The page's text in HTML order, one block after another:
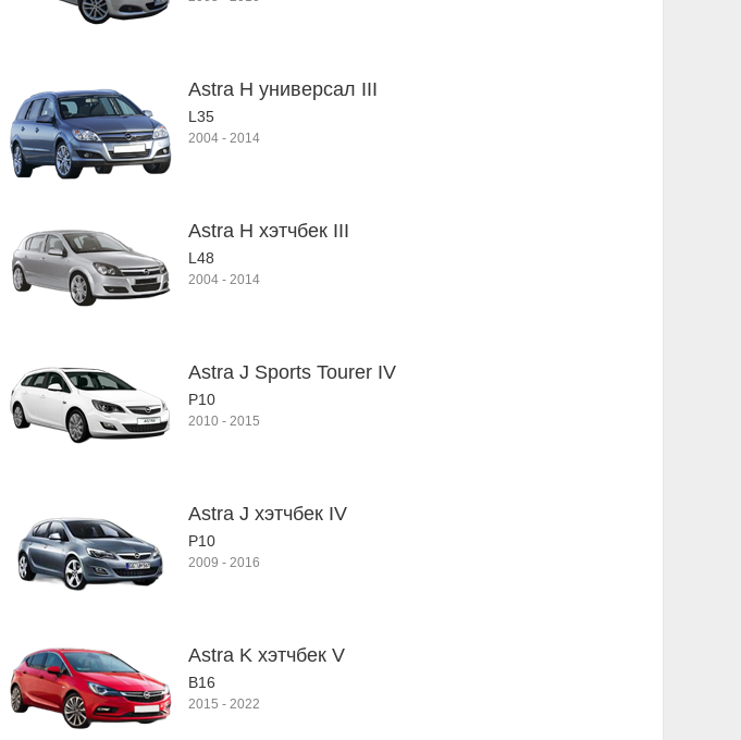
Astra H универсал III
L35
2004- 2014
Astra H хэтчбек III
L48
2004- 2014
Astra J Sports Tourer IV
P10
2010- 2015
Astra J хэтчбек IV
P10
2009 - 2016
Astra K хэтчбек V
B16
2015 - 2022